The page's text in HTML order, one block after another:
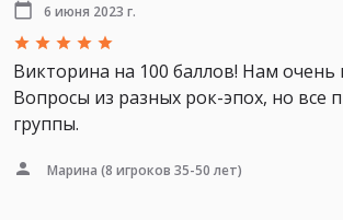
6 июня 2023 г.
Викторина на 100 баллов! Нам очень
Вопросы из разных рок-эпох, но все
группы.
Марина (8 игроков 35-50 лет)